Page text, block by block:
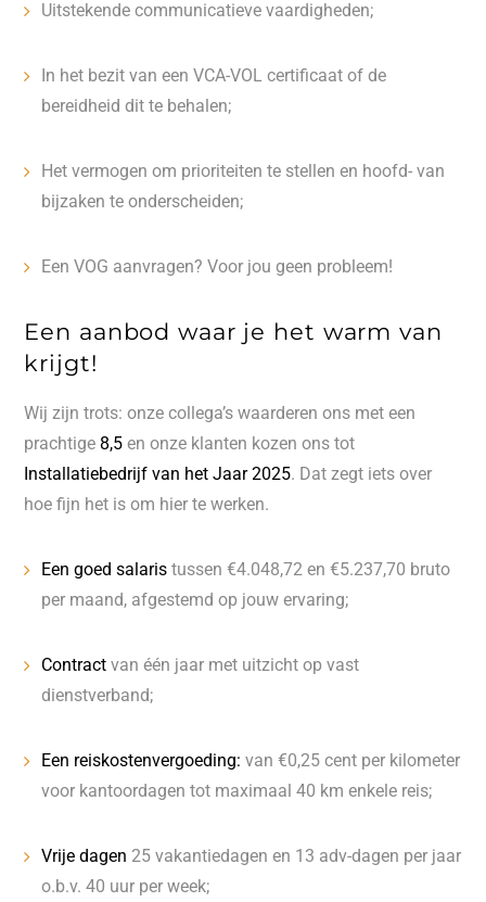
Uitstekende communicatieve vaardigheden;
In het bezit van een VCA-VOL certificaat of de
bereidheid dit te behalen;
Het vermogen om prioriteiten te stellen en hoofd- van
bijzaken te onderscheiden;
Een VOG aanvragen? Voor jou geen probleem!
Een aanbod waar je het warm van
krijgt!
Wij zijn trots: onze collega’s waarderen ons met een
prachtige 8,5 en onze klanten kozen ons tot
Installatiebedrijf van het Jaar 2025. Dat zegt iets over
hoe fijn het is om hier te werken.
Een goed salaris tussen €4.048,72 en €5.237,70 bruto
per maand, afgestemd op jouw ervaring;
Contract van één jaar met uitzicht op vast
dienstverband;
Een reiskostenvergoeding: van €0,25 cent per kilometer
voor kantoordagen tot maximaal 40 km enkele reis;
Vrije dagen 25 vakantiedagen en 13 adv-dagen per jaar
o.b.v. 40 uur per week;